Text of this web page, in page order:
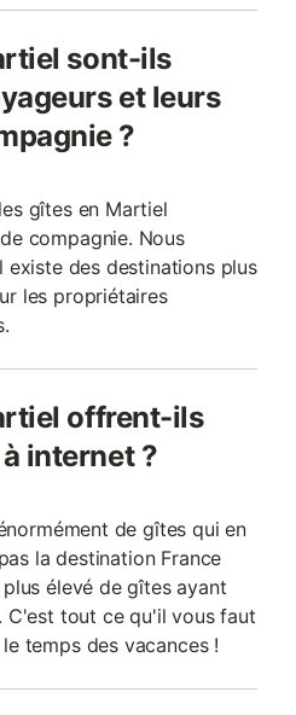
sont-ils
et leurs
?
gîtes en Martiel
compagnie. Nous
des destinations plus
les propriétaires
offrent-ils
internet ?
de gîtes qui en
la destination France
élevé de gîtes ayant
C'est tout ce qu'il vous faut
temps des vacances !